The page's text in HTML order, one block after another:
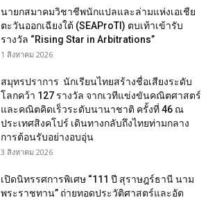
นายกสมาคมวิชาชีพนักแปลและล่ามแห่งเอเชีย
ตะวันออกเฉียงใต้ (SEAProTI) ตบเท้าเข้ารับ
รางวัล “Rising Star in Arbitrations”
1 สิงหาคม 2026
สมุทรปราการ นักเรียนไทยสร้างชื่อเสียงระดับ
โลกคว้า 127 รางวัล จากเวทีแข่งขันคณิตศาสตร์
และคณิตคิดเร็วระดับนานาชาติ ครั้งที่ 46 ณ
ประเทศสิงคโปร์ เดินทางกลับถึงไทยท่ามกลาง
การต้อนรับอย่างอบอุ่น
3 สิงหาคม 2026
เปิดนิทรรศการพิเศษ “111 ปี สุราษฎร์ธานี นาม
พระราชทาน” ถ่ายทอดประวัติศาสตร์และอัต